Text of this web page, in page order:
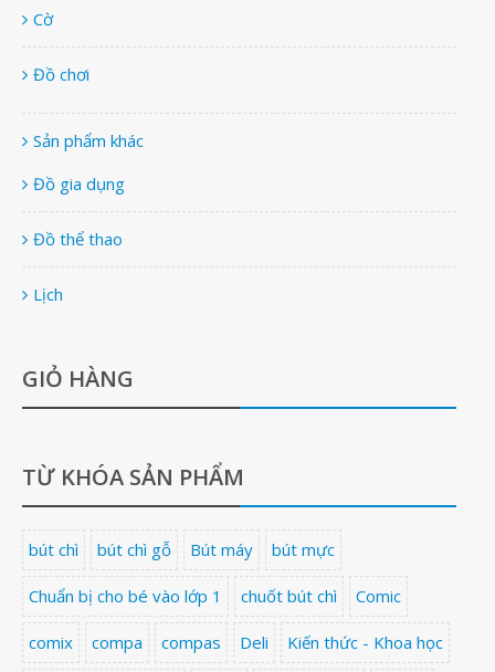
Cờ
Đồ chơi
Sản phẩm khác
Đồ gia dụng
Đồ thể thao
Lịch
GIỎ HÀNG
TỪ KHÓA SẢN PHẨM
bút chì bút chì gỗ Bút máy bút mực
Chuẩn bị cho bé vào lớp 1 chuốt bút chì Comic
comix compa compas Deli Kiến thức - Khoa học